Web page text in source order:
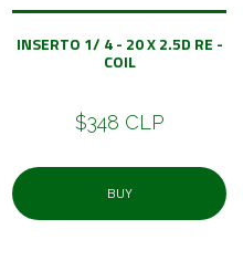
INSERTO 1/ 4 - 20 X 2.5D RE -
COIL
$348 CLP
BUY